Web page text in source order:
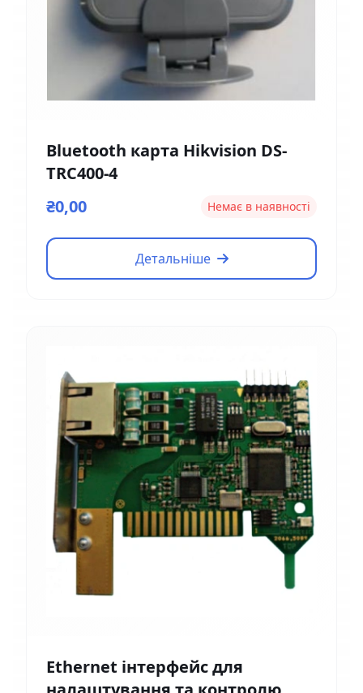
Bluetooth карта Hikvision DS-
TRC400-4
₴0,00
Немає в наявності
Детальніше
Ethernet інтерфейс для